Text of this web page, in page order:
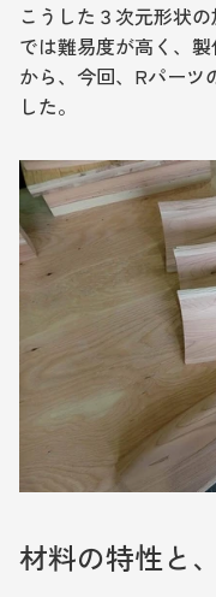
こうした３次元形状
では難易度が高く、
から、今回、Rパーツ
した。
材料の特性と